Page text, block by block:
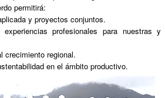
permitirá:
y proyectos conjuntos.
profesionales para nuestras y
crecimiento regional.
en el ámbito productivo.